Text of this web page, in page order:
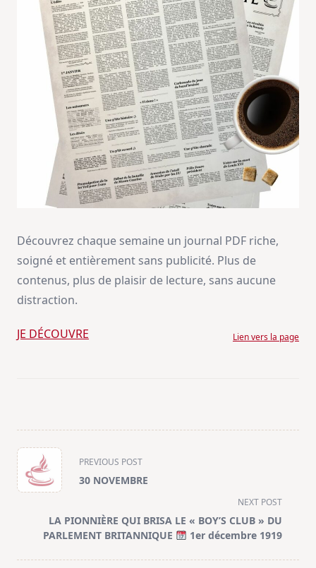
Découvrez chaque semaine un journal PDF riche,
soigné et entièrement sans publicité. Plus de
contenus, plus de plaisir de lecture, sans aucune
distraction.
JE DÉCOUVRE Lien vers la page
<span
class="nav-
subtitle
reader-
text">Page</span>
PREVIOUS POST
30 NOVEMBRE
NEXT POST
LA PIONNIÈRE QUI BRISA LE « BOY’S CLUB » DU
PARLEMENT BRITANNIQUE
1er décembre 1919